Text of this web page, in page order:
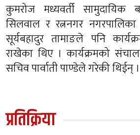
कुमरोज मध्यवर्ती सामुदायिक
सिलवाल र रत्ननगर
सूर्यबहादुर तामाङले पनि
राखेका थिए । कार्यक्रमको
सचिव पार्वाती पाण्डेले गरेकी थिईन् ।
प्रतिक्रिया